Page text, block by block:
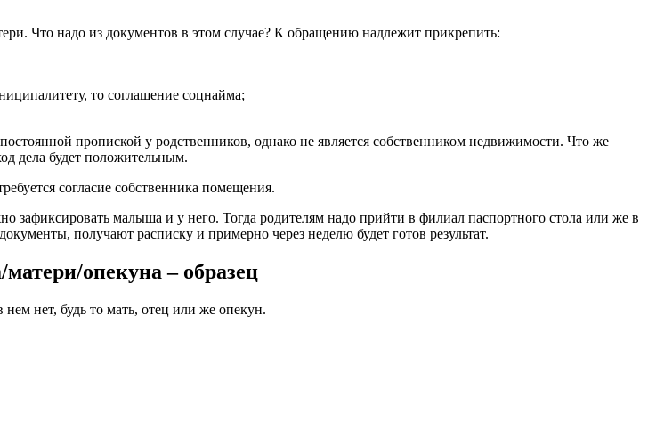
Что надо из документов в этом случае? К обращению надлежит прикрепить:
то соглашение соцнайма;
пропиской у родственников, однако не является собственником недвижимости. Что же
дела будет положительным.
согласие собственника помещения.
зафиксировать малыша и у него. Тогда родителям надо прийти в филиал паспортного стола или же в
получают расписку и примерно через неделю будет готов результат.
опекуна – образец
нет, будь то мать, отец или же опекун.